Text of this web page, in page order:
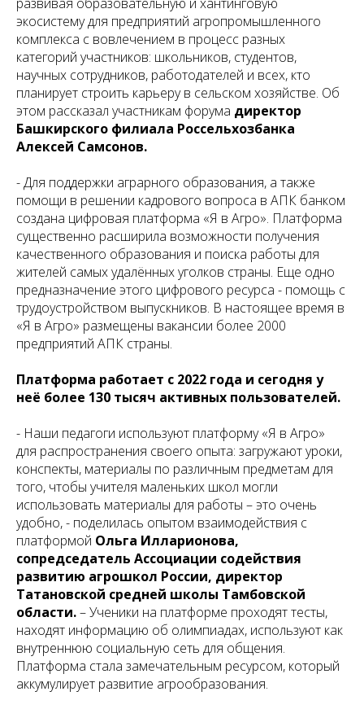
экосистему для предприятий агропромышленного
комплекса с вовлечением в процесс разных
категорий участников: школьников, студентов,
научных сотрудников, работодателей и всех, кто
планирует строить карьеру в сельском хозяйстве. Об
этом рассказал участникам форума директор
Башкирского филиала Россельхозбанка
Алексей Самсонов.
- Для поддержки аграрного образования, а также
помощи в решении кадрового вопроса в АПК банком
создана цифровая платформа «Я в Агро». Платформа
существенно расширила возможности получения
качественного образования и поиска работы для
жителей самых удалённых уголков страны. Еще одно
предназначение этого цифрового ресурса - помощь с
трудоустройством выпускников. В настоящее время в
«Я в Агро» размещены вакансии более 2000
предприятий АПК страны.
Платформа работает с 2022 года и сегодня у
неё более 130 тысяч активных пользователей.
- Наши педагоги используют платформу «Я в Агро»
для распространения своего опыта: загружают уроки,
конспекты, материалы по различным предметам для
того, чтобы учителя маленьких школ могли
использовать материалы для работы – это очень
удобно, - поделилась опытом взаимодействия с
платформой Ольга Илларионова,
сопредседатель Ассоциации содействия
развитию агрошкол России, директор
Татановской средней школы Тамбовской
области.– Ученики на платформе проходят тесты,
находят информацию об олимпиадах, используют как
внутреннюю социальную сеть для общения.
Платформа стала замечательным ресурсом, который
аккумулирует развитие агрообразования.